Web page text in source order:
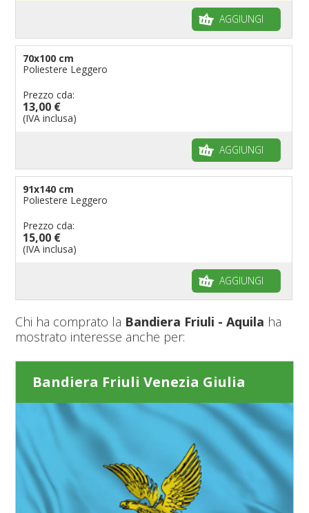
AGGIUNGI
70x100 cm
Poliestere Leggero
Prezzo cda:
13,00 €
(IVA inclusa)
AGGIUNGI
91x140 cm
Poliestere Leggero
Prezzo cda:
15,00 €
(IVA inclusa)
AGGIUNGI
Chi ha comprato la Bandiera Friuli - Aquila ha
mostrato interesse anche per:
Bandiera Friuli Venezia Giulia